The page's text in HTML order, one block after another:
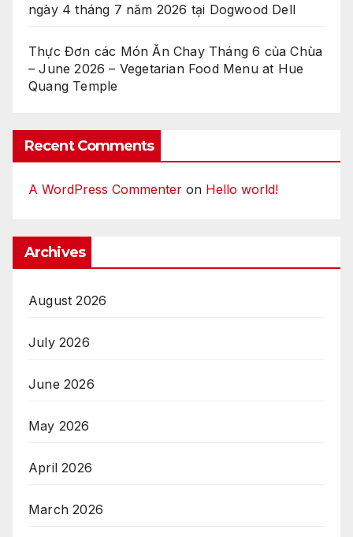
ngày 4 tháng 7 năm 2026 tại Dogwood Dell
Thực Đơn các Món Ăn Chay Tháng 6 của Chùa
– June 2026 – Vegetarian Food Menu at Hue
Quang Temple
Recent Comments
A WordPress Commenter on Hello world!
Archives
August 2026
July 2026
June 2026
May 2026
April 2026
March 2026